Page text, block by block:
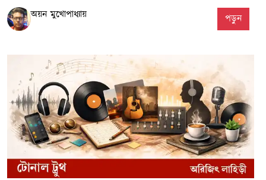
অয়ন মুখোপাধ্যায় পড়ুন